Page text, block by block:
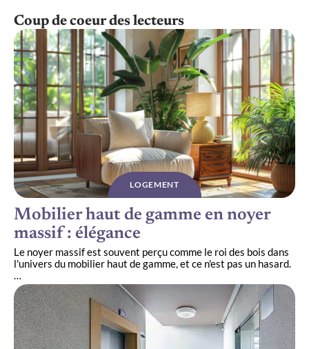
Coup de coeur des lecteurs
LOGEMENT
Mobilier haut de gamme en noyer
massif : élégance
Le noyer massif est souvent perçu comme le roi des bois dans
l'univers du mobilier haut de gamme, et ce n'est pas un hasard.
…